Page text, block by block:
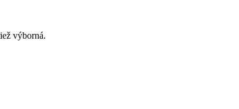
výborná.